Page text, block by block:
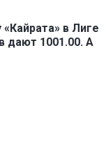
в Лиге
дают 1001.00. А